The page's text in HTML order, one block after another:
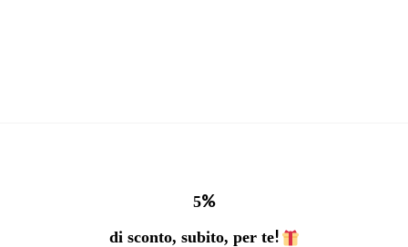
5%
di sconto, subito, per te!